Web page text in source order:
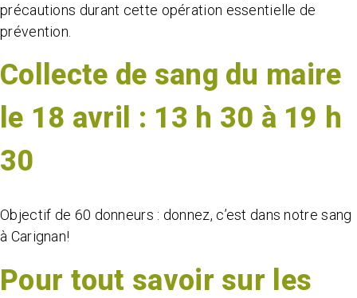
précautions durant cette opération essentielle de
prévention.
Collecte de sang du maire
le 18 avril : 13 h 30 à 19 h
30
Objectif de 60 donneurs : donnez, c’est dans notre sang
à Carignan!
Pour tout savoir sur les